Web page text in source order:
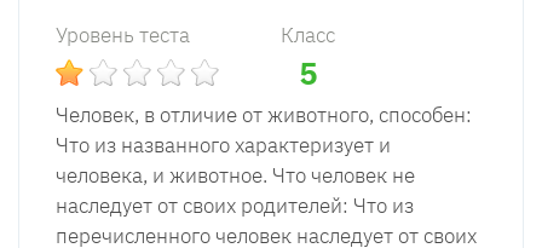
Уровень теста Класс
5
Человек, в отличие от животного, способен:
Что из названного характеризует и
человека, и животное. Что человек не
наследует от своих родителей: Что из
перечисленного человек наследует от своих